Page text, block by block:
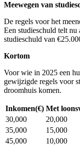
Meewegen van
De regels voor het
Een studieschuld telt
studieschuld van
Kortom
Voor wie in 2025 een
gewijzigde regels voor
droomhuis komen.
Inkomen(€) Met
30,000
20,000
35,000
15,000
45,000
10,000